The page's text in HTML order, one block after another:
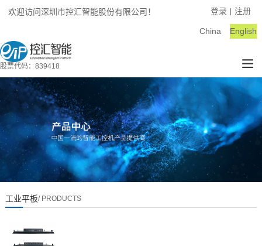
欢迎访问深圳市控汇智能股份有限公司！ 登录 注册
English
China
股票代码：839418
工业平板/ PRODUCTS